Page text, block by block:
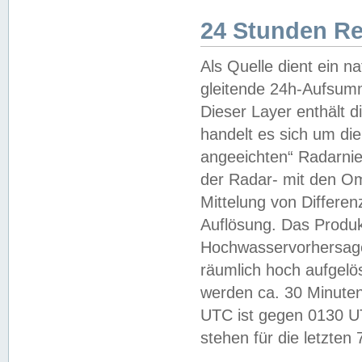
24 Stunden
Als Quelle dient ein
gleitende 24h-
Dieser Layer enthält
handelt es sich um
angeeichten“
der Radar- mit den
Mittelung von
Auflösung. Das
räumlich hoch
werden ca. 30
UTC ist gegen 0130
stehen für die letzten